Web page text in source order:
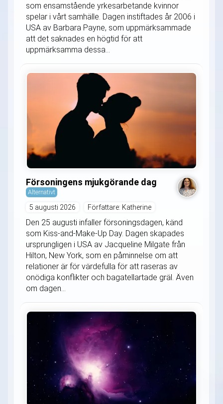
som ensamstående yrkesarbetande kvinnor
spelar i vårt samhälle. Dagen instiftades år 2006 i
USA av Barbara Payne, som uppmärksammade
att det saknades en högtid för att
uppmärksamma dessa...
Försoningens mjukgörande dag
Alternativt
5 augusti 2026 Författare: Katherine
Den 25 augusti infaller försoningsdagen, känd
som Kiss-and-Make-Up Day. Dagen skapades
ursprungligen i USA av Jacqueline Milgate från
Hilton, New York, som en påminnelse om att
relationer är för värdefulla för att raseras av
onödiga konflikter och bagatellartade gräl. Även
om dagen...